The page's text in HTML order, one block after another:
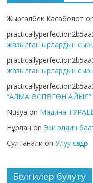
Жыргалбек Касаболот
жазылган ырлардын
жазылган ырлардын
“АЛМА ӨСПӨГӨН АЙЫЛ”
Nusya on Мадина
Нұрлан on Эки элдин
Султанали onУлуу сөздөр
Белгилер булуту